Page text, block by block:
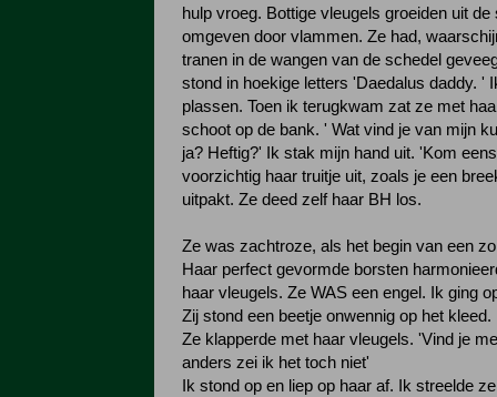
hulp vroeg. Bottige vleugels groeiden uit
omgeven door vlammen. Ze had,
tranen in de wangen van de schedel
stond in hoekige letters 'Daedalus daddy. '
plassen. Toen ik terugkwam zat ze met
schoot op de bank. ' Wat vind je van mijn
ja? Heftig?' Ik stak mijn hand uit. 'Kom
voorzichtig haar truitje uit, zoals je een
uitpakt. Ze deed zelf haar BH los.
Ze was zachtroze, als het begin van een
Haar perfect gevormde borsten
haar vleugels. Ze WAS een engel. Ik ging
Zij stond een beetje onwennig op het kleed.
Ze klapperde met haar vleugels. 'Vind je
anders zei ik het toch niet'
Ik stond op en liep op haar af. Ik streelde